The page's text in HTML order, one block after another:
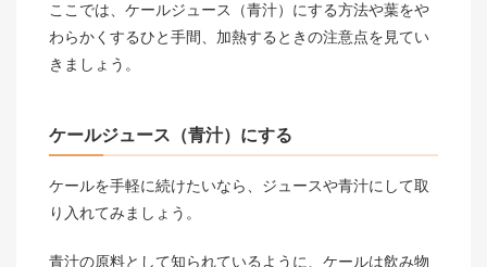
ここでは、ケールジュース（青汁）にする方法や葉をや
わらかくするひと手間、加熱するときの注意点を見てい
きましょう。
ケールジュース（青汁）にする
ケールを手軽に続けたいなら、ジュースや青汁にして取
り入れてみましょう。
青汁の原料として知られているように、ケールは飲み物